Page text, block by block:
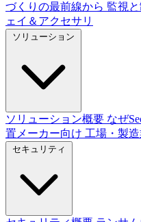
づくりの最前線から 監視
ェイ＆アクセサリ
ソリューション概要 なぜ
置メーカー向け 工場・製